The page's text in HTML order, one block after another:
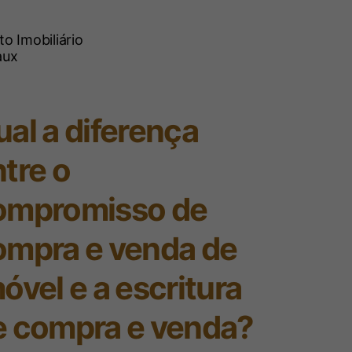
recursos advêm do Brasil, mas não
Federal da 3ª Região:
FÍSICA. RENDIMENTOS DE
EXTERIOR. TRIBUTAÇÃO ÚNICA.
nºs 9.249/95 E 9.779/99. PRINCÍPIO
§ 6º DA CF E ART. 111 DO CTN). NÃO
FORMA DIFERENTE AQUELES QUE
PARCIAL DO
RECURSO DE APELAÇÃO DA UNIÃO
Imobiliário
a diferença
o
de
e venda de
e a escritura
compra e venda?